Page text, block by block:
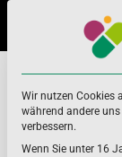
navigation
content
Home Lachs
Wir nutzen Cookies
während andere
verbessern.
Wenn Sie unter 16